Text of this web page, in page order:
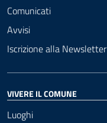
Comunicati
Avvisi
Iscrizione alla Newsletter
VIVERE IL COMUNE
Luoghi